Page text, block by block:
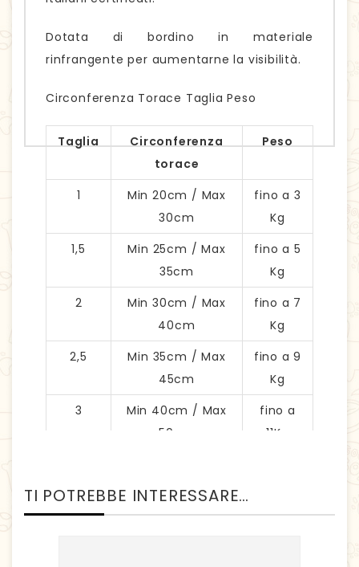
Dotata di bordino in materiale
rinfrangente per aumentarne la visibilità.
Circonferenza Torace Taglia Peso
Taglia
Circonferenza
torace
Peso
1
Min 20cm / Max
30cm
fino a 3
Kg
1,5
Min 25cm / Max
35cm
fino a 5
Kg
2
Min 30cm / Max
40cm
fino a 7
Kg
2,5
Min 35cm / Max
45cm
fino a 9
Kg
3
Min 40cm / Max
50cm
fino a
11Kg
55cm
TI POTREBBE INTERESSARE…